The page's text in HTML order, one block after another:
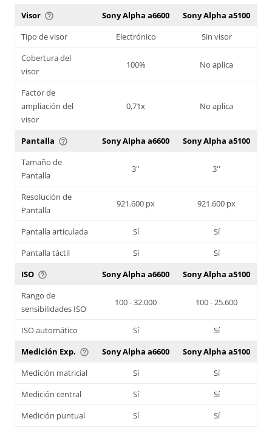
Visor help_outline Sony Alpha a6600
Sony Alpha a5100
Tipo de visor
Electrónico
Sin visor
Cobertura del
visor
100% No aplica
Factor de
ampliación del
visor
0,71x No aplica
Pantalla help_outline Sony Alpha a6600
Sony Alpha a5100
Tamaño de
Pantalla
3'' 3''
Resolución de
Pantalla
921.600 px 921.600 px
Pantalla articulada Sí
Sí
Pantalla táctil
Sí
Sí
ISO help_outline Sony Alpha a6600
Sony Alpha a5100
Rango de
sensibilidades ISO
100 - 32.000 100 - 25.600
ISO automático Sí
Sí
Medición Exp. help_outline Sony Alpha a6600
Sony Alpha a5100
Medición matricial
Sí
Sí
Medición central
Sí
Sí
Medición puntual
Sí Sí